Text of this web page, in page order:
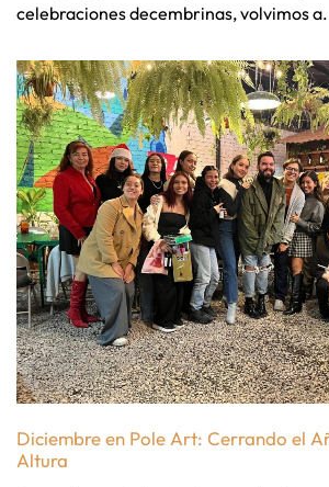
celebraciones decembrinas, volvimos
Diciembre en Pole Art: Cerrando el
Altura